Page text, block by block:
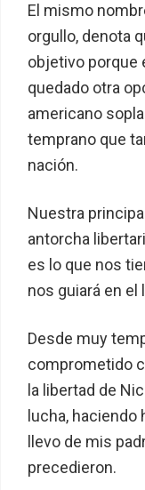
El mismo
orgullo, denota
objetivo porque
quedado otra
americano
temprano que
nación.
Nuestra
antorcha
es lo que nos
nos guiará en el
Desde muy
comprometido
la libertad de
lucha,
llevo de mis
precedieron.